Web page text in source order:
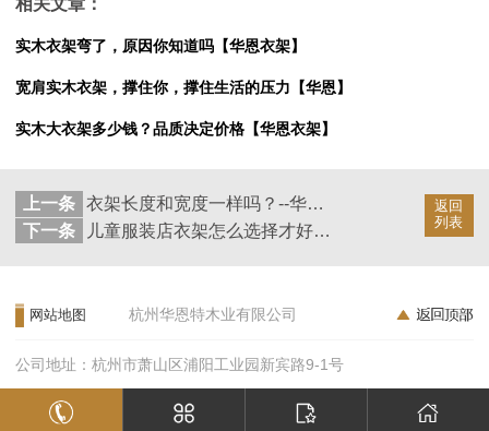
实木衣架弯了，原因你知道吗【华恩衣架】
宽肩实木衣架，撑住你，撑住生活的压力【华恩】
实木大衣架多少钱？品质决定价格【华恩衣架】
返回
列表
上一条
衣架长度和宽度一样吗？--华恩衣架
下一条
儿童服装店衣架怎么选择才好？--华恩衣架
网站地图 杭州华恩特木业有限公司
公司地址：杭州市萧山区浦阳工业园新宾路9-1号